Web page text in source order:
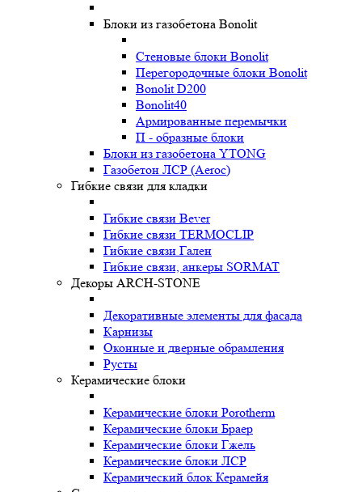
Блоки из газобетона Bonolit
Стеновые блоки Bonolit
Перегородочные блоки Bonolit
Bonolit D200
Bonolit40
Армированные перемычки
П - образные блоки
Блоки из газобетона YTONG
Газобетон ЛСР (Aeroc)
Гибкие связи для кладки
Гибкие связи Bever
Гибкие связи TERMOCLIP
Гибкие связи Гален
Гибкие связи, анкеры SORMAT
Декоры ARCH-STONE
Декоративные элементы для фасада
Карнизы
Оконные и дверные обрамления
Русты
Керамические блоки
Керамические блоки Porotherm
Керамические блоки Браер
Керамические блоки Гжель
Керамические блоки ЛСР
Керамический блок Керамейя